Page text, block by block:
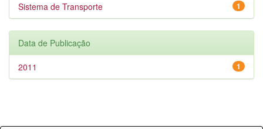
1
Sistema de Transporte
Data de Publicação
1
2011